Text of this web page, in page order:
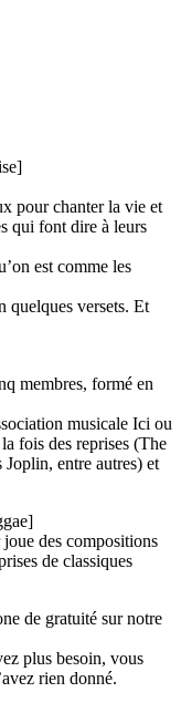
pour chanter la vie et
qui font dire à leurs
est comme les
quelques versets. Et
membres, formé en
musicale Ici ou
fois des reprises (The
entre autres) et
des compositions
de classiques
de gratuité sur notre
plus besoin, vous
rien donné.